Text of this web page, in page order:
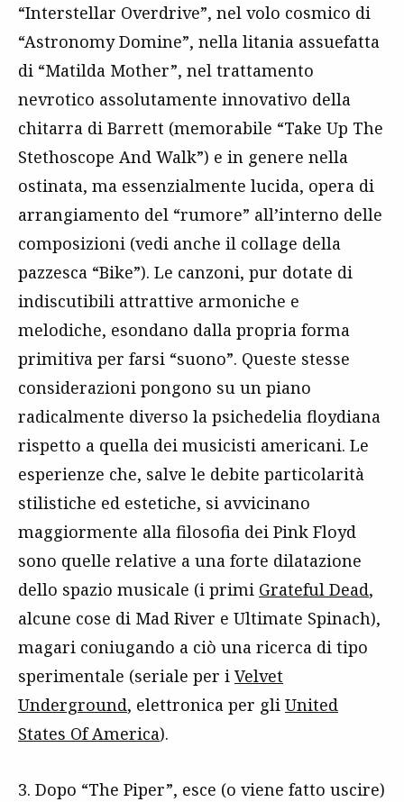
“Interstellar Overdrive”, nel volo cosmico di
“Astronomy Domine”, nella litania assuefatta
di “Matilda Mother”, nel trattamento
nevrotico assolutamente innovativo della
chitarra di Barrett (memorabile “Take Up The
Stethoscope And Walk”) e in genere nella
ostinata, ma essenzialmente lucida, opera di
arrangiamento del “rumore” all’interno delle
composizioni (vedi anche il collage della
pazzesca “Bike”). Le canzoni, pur dotate di
indiscutibili attrattive armoniche e
melodiche, esondano dalla propria forma
primitiva per farsi “suono”. Queste stesse
considerazioni pongono su un piano
radicalmente diverso la psichedelia floydiana
rispetto a quella dei musicisti americani. Le
esperienze che, salve le debite particolarità
stilistiche ed estetiche, si avvicinano
maggiormente alla filosofia dei Pink Floyd
sono quelle relative a una forte dilatazione
dello spazio musicale (i primi Grateful Dead,
alcune cose di Mad River e Ultimate Spinach),
magari coniugando a ciò una ricerca di tipo
sperimentale (seriale per i Velvet
Underground, elettronica per gli United
States Of America).
3. Dopo “The Piper”, esce (o viene fatto uscire)